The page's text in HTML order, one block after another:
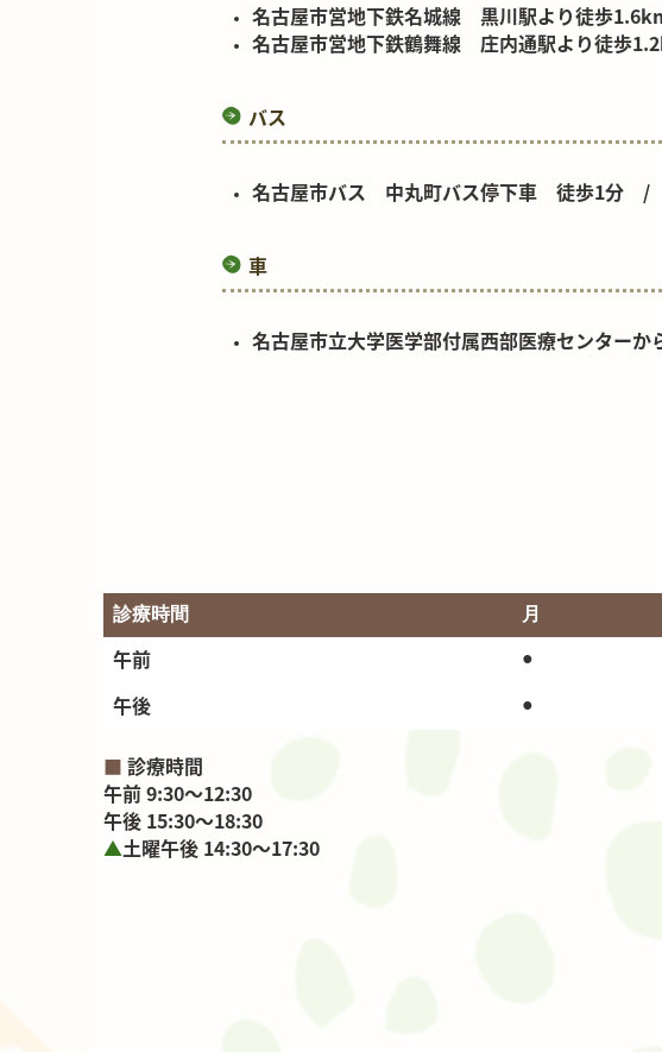
名古屋市営地下鉄名城線 黒川駅より徒歩
名古屋市営地下鉄鶴舞線 庄内通駅より徒歩
バス
名古屋市バス 中丸町バス停下車 徒歩1分 /
車
名古屋市立大学医学部付属西部医療センター
診療時間 月
午前 ●
午後 ●
■ 診療時間
午前 9:30～12:30
午後 15:30～18:30
▲土曜午後 14:30～17:30